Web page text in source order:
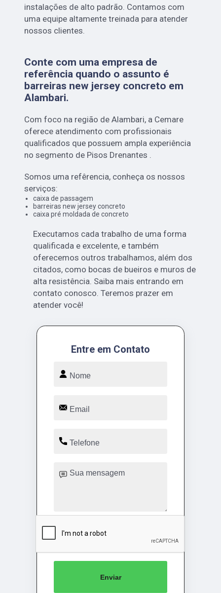
instalações de alto padrão. Contamos com
uma equipe altamente treinada para atender
nossos clientes.
Conte com uma empresa de
referência quando o assunto é
barreiras new jersey concreto em
Alambari.
Com foco na região de Alambari, a Cemare
oferece atendimento com profissionais
qualificados que possuem ampla experiência
no segmento de Pisos Drenantes .
Somos uma refêrencia, conheça os nossos
serviços:
caixa de passagem
barreiras new jersey concreto
caixa pré moldada de concreto
Executamos cada trabalho de uma forma
qualificada e excelente, e também
oferecemos outros trabalhamos, além dos
citados, como bocas de bueiros e muros de
alta resistência. Saiba mais entrando em
contato conosco. Teremos prazer em
atender você!
Entre em Contato
Enviar